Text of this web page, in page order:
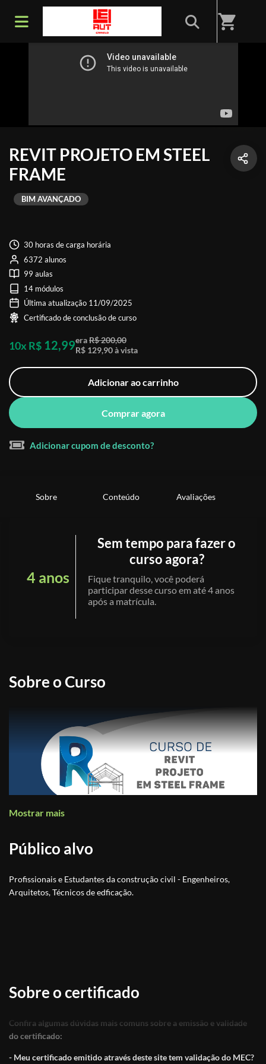
shopping_cart
REVIT PROJETO EM STEEL
FRAME
BIM AVANÇADO
30 horas de carga horária
6372 alunos
99 aulas
14 módulos
Última atualização 11/09/2025
Certificado de conclusão de curso
10x R$ 12,99eraR$ 200,00
R$ 129,90 à vista
Adicionar ao carrinho
Comprar agora
Adicionar cupom de desconto?
Sobre Conteúdo Avaliações
4 anos
Sem tempo para fazer o
curso agora?
Fique tranquilo, você poderá
participar desse curso em até 4 anos
após a matrícula.
Sobre o Curso
Mostrar mais
Público alvo
Profissionais e Estudantes da construção civil - Engenheiros,
Arquitetos, Técnicos de edficação.
Sobre o certificado
Confira algumas dúvidas mais comuns sobre a emissão e validade
do certificado:
- Meu certificado emitido através deste site tem validação do MEC?